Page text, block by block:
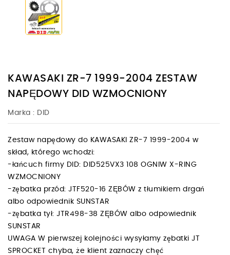
KAWASAKI ZR-7 1999-2004 ZESTAW
NAPĘDOWY DID WZMOCNIONY
Marka : DID
Zestaw napędowy do KAWASAKI ZR-7 1999-2004 w
skład, którego wchodzi:
-łańcuch firmy DID: DID525VX3 108 OGNIW X-RING
WZMOCNIONY
-zębatka przód: JTF520-16 ZĘBÓW z tłumikiem drgań
albo odpowiednik SUNSTAR
-zębatka tył: JTR498-38 ZĘBÓW albo odpowiednik
SUNSTAR
UWAGA W pierwszej kolejności wysyłamy zębatki JT
SPROCKET chyba, że klient zaznaczy chęć